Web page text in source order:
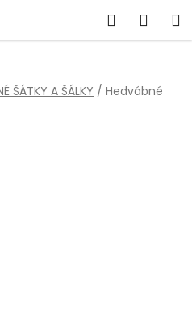
Hledat
ŠÁTKY A ŠÁLKY / Hedvábné